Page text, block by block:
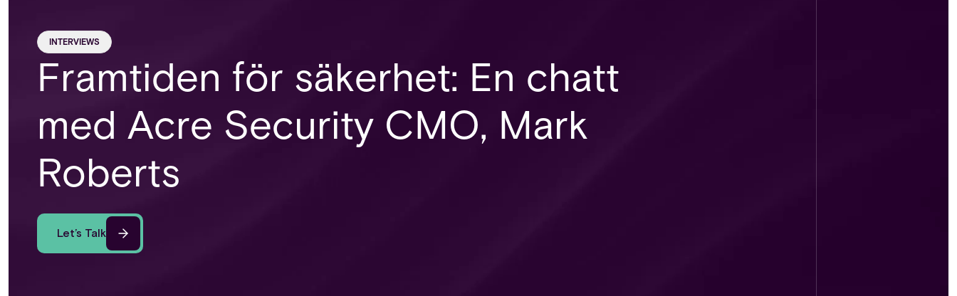
INTERVIEWS
Framtiden för säkerhet: En chatt
med Acre Security CMO, Mark
Roberts
Let’s Talk